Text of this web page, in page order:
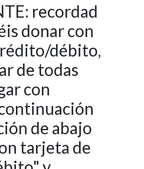
recordad
donar con
débito,
de todas
con
de abajo
tarjeta de